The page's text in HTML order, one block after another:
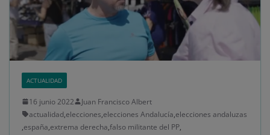
ACTUALIDAD
16 junio 2022
Juan Francisco Albert
actualidad,elecciones,elecciones Andalucía,elecciones andaluzas
,españa,extrema derecha,falso militante del PP,